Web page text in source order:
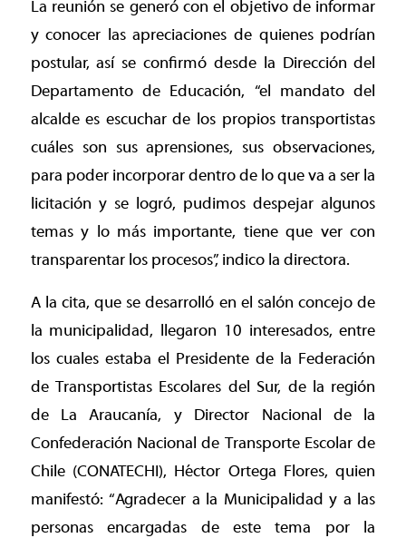
La reunión se generó con el objetivo de informar
y conocer las apreciaciones de quienes podrían
postular, así se confirmó desde la Dirección del
Departamento de Educación, “el mandato del
alcalde es escuchar de los propios transportistas
cuáles son sus aprensiones, sus observaciones,
para poder incorporar dentro de lo que va a ser la
licitación y se logró, pudimos despejar algunos
temas y lo más importante, tiene que ver con
transparentar los procesos”, indico la directora.
A la cita, que se desarrolló en el salón concejo de
la municipalidad, llegaron 10 interesados, entre
los cuales estaba el Presidente de la Federación
de Transportistas Escolares del Sur, de la región
de La Araucanía, y Director Nacional de la
Confederación Nacional de Transporte Escolar de
Chile (CONATECHI), Héctor Ortega Flores, quien
manifestó: “Agradecer a la Municipalidad y a las
personas encargadas de este tema por la